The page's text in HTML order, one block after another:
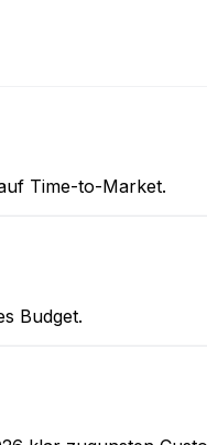
Time-to-Market.
Budget.